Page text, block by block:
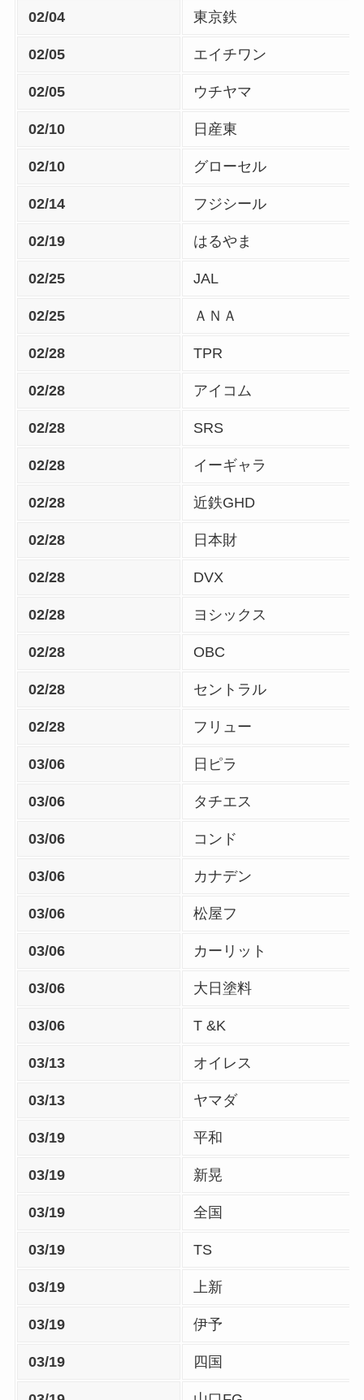
02/04 東京鉄
02/05 エイチワン
02/05 ウチヤマ
02/10 日産東
02/10 グローセル
02/14 フジシール
02/19 はるやま
02/25 JAL
02/25 ＡＮＡ
02/28 TPR
02/28 アイコム
02/28 SRS
02/28 イーギャラ
02/28 近鉄GHD
02/28 日本財
02/28 DVX
02/28 ヨシックス
02/28 OBC
02/28 セントラル
02/28 フリュー
03/06 日ピラ
03/06 タチエス
03/06 コンド
03/06 カナデン
03/06 松屋フ
03/06 カーリット
03/06 大日塗料
03/06 T &K
03/13 オイレス
03/13 ヤマダ
03/19 平和
03/19 新晃
03/19 全国
03/19 TS
03/19 上新
03/19 伊予
03/19 四国